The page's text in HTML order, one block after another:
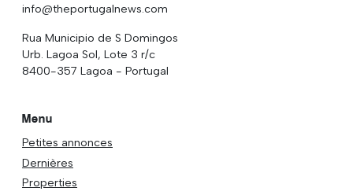
info@theportugalnews.com
Rua Municipio de S Domingos
Urb. Lagoa Sol, Lote 3 r/c
8400-357 Lagoa - Portugal
Menu
Petites annonces
Dernières
Properties